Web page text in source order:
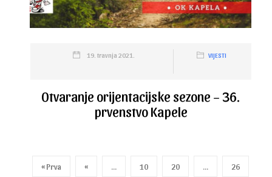
19. travnja 2021. VIJESTI
Otvaranje orijentacijske sezone – 36.
prvenstvo Kapele
« Prva « ... 10 20 ... 26